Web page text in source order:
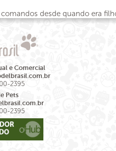
desde quando era
e Comercial
2395
Pets
2395